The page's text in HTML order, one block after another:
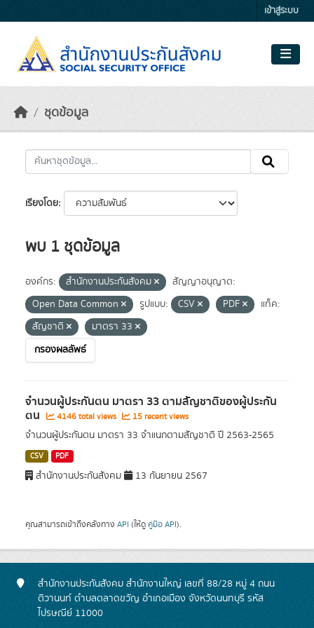
เข้าสู่ระบบ
ชุดข้อมูล
เรียงโดย
พบ 1 ชุดข้อมูล
องค์กร: สำนักงานประกันสังคม
สัญญาอนุญาต:
Open Data Common
รูปแบบ: CSV PDF
แท็ค:
สัญชาติ
มาตรา 33
กรองผลลัพธ์
จำนวนผู้ประกันตน มาตรา 33 ตามสัญชาติของผู้ประกัน
ตน 4146 total views 15 recent views
จำนวนผู้ประกันตน มาตรา 33 จำแนกตามสัญชาติ ปี 2563-2565
CSV PDF
สำนักงานประกันสังคม 13 กันยายน 2567
คุณสามารถเข้าถึงคลังทาง API (ให้ดู คู่มือ API).
สำนักงานประกันสังคม สำนักงานใหญ่ เลขที่ 88/28 หมู่ 4 ถนน
ติวานนท์ ตำบลตลาดขวัญ อำเภอเมือง จังหวัดนนทบุรี รหัส
ไปรษณีย์ 11000